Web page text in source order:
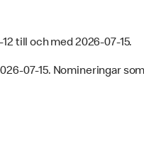
till och med 2026-07-15.
07-15. Nomineringar